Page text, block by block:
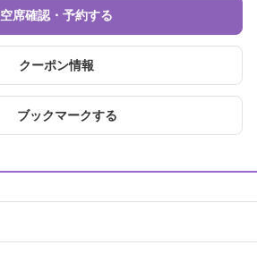
空席確認・予約する
クーポン情報
ブックマークする